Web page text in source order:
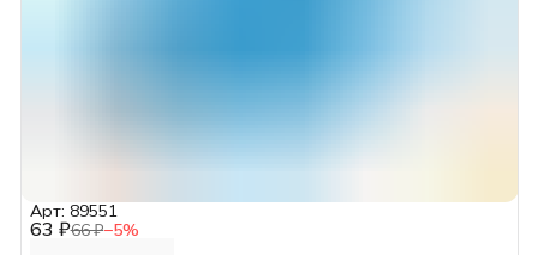
63 ₽66 ₽−5%
Арт: 89551